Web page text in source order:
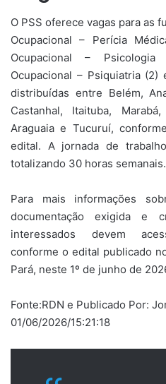
O PSS oferece vagas para as
Ocupacional – Perícia
Ocupacional –
Ocupacional – Psiquiatria
distribuídas entre Belém,
Castanhal, Itaituba,
Araguaia e Tucuruí,
edital. A jornada de
totalizando 30 horas semanais.
Para mais informações
documentação exigida e
interessados devem
conforme o edital publicado
Pará, neste 1º de junho de
Fonte:RDN e Publicado Por:
01/06/2026/15:21:18